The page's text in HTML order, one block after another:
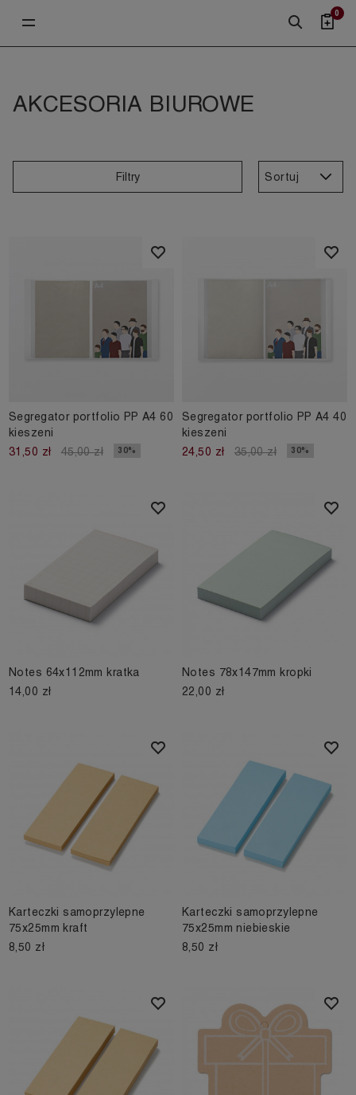
0
AKCESORIA BIUROWE
Filtry Sortuj
Segregator portfolio PP A4 60
kieszeni
31,50 zł
45,00 zł 30%
Segregator portfolio PP A4 40
kieszeni
24,50 zł
35,00 zł 30%
Notes 64x112mm kratka
14,00 zł
Notes 78x147mm kropki
22,00 zł
Karteczki samoprzylepne
75x25mm kraft
8,50 zł
Karteczki samoprzylepne
75x25mm niebieskie
8,50 zł